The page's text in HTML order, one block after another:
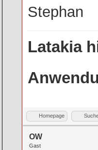
Stephan
Latakia
Homepage
OW
Gast